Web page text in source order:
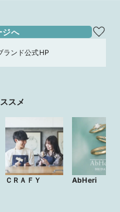
ジへ
ランド公式HP
スメ
ＣＲＡＦＹ AbHeri